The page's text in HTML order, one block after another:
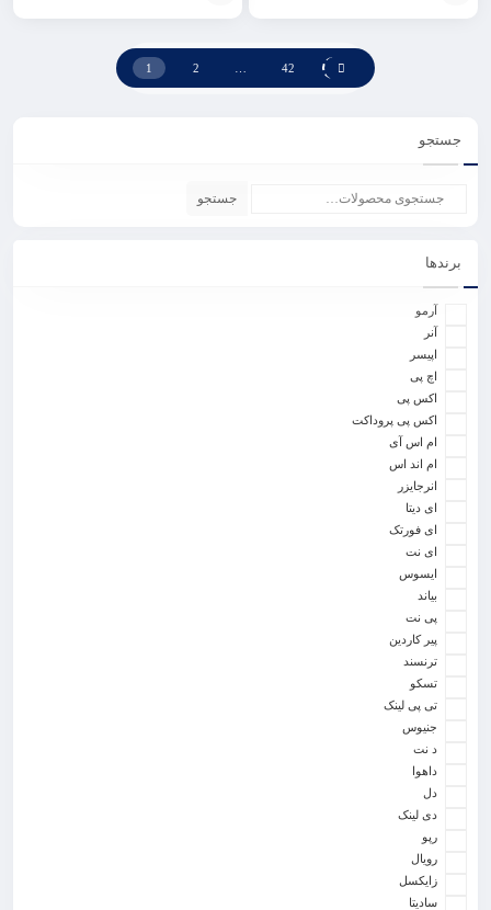
افزودن
افزودن
سبد
1 2 42
جستجو
جستجو
برندها
آرمو
آنر
اپیسر
اچ پی
اکس پی
اکس پی پروداکت
ام اس آی
ام اند اس
انرجایزر
ای دیتا
ای فورتک
ای نت
ایسوس
بیاند
پی نت
پیر کاردین
ترنسند
تسکو
تی پی لینک
جنیوس
د نت
داهوا
دل
دی لینک
رپو
رویال
زایکسل
سادیتا